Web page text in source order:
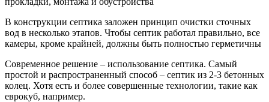
В конструкции септика заложен принцип очистки сточных
вод в несколько этапов. Чтобы септик работал правильно, все
камеры, кроме крайней, должны быть полностью герметичны
Современное решение – использование септика. Самый
простой и распространенный способ – септик из 2-3 бетонных
колец. Хотя есть и более совершенные технологии, такие как
еврокуб, например.